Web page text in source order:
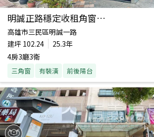
明誠正路穩定收租角窗店面
高雄市三民區明誠一路
建坪 102.24
25.3年
4房3廳3衛
三角窗 有裝潢 前後陽台